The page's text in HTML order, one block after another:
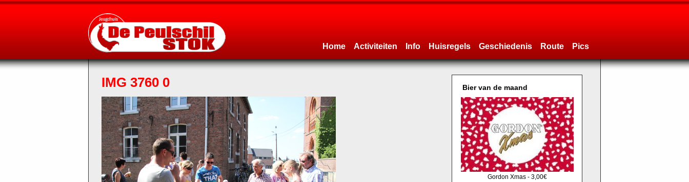
Home Activiteiten Info Huisregels Geschiedenis Route Pics
IMG 3760 0 Bier van de maand
Gordon Xmas - 3,00€